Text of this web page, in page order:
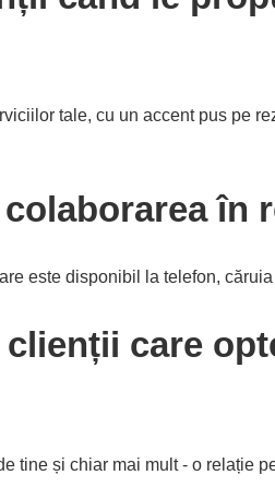
tale, cu un accent pus pe
în
este disponibil la telefon,
care
tine și chiar mai mult - o relație